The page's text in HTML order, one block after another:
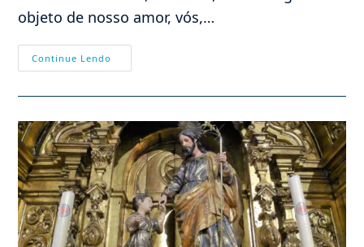
objeto de nosso amor, vós,…
Continue Lendo
HORAS
PAIXÃO
SENHOR
JESUS
CRISTO